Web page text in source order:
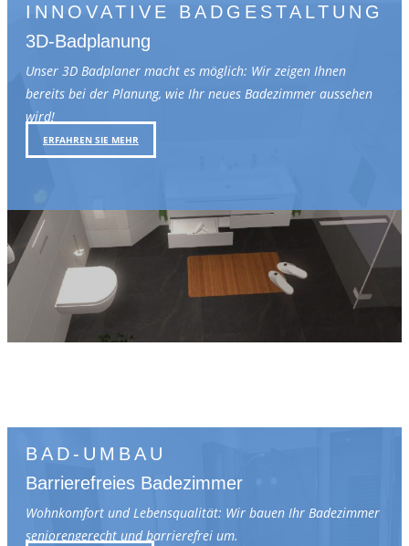
INNOVATIVE BADGESTALTUNG
3D-Badplanung
Unser 3D Badplaner macht es möglich: Wir zeigen Ihnen
bereits bei der Planung, wie Ihr neues Badezimmer aussehen
wird!
ERFAHREN SIE MEHR
BAD-UMBAU
Barrierefreies Badezimmer
Wohnkomfort und Lebensqualität: Wir bauen Ihr Badezimmer
seniorengerecht und barrierefrei um.